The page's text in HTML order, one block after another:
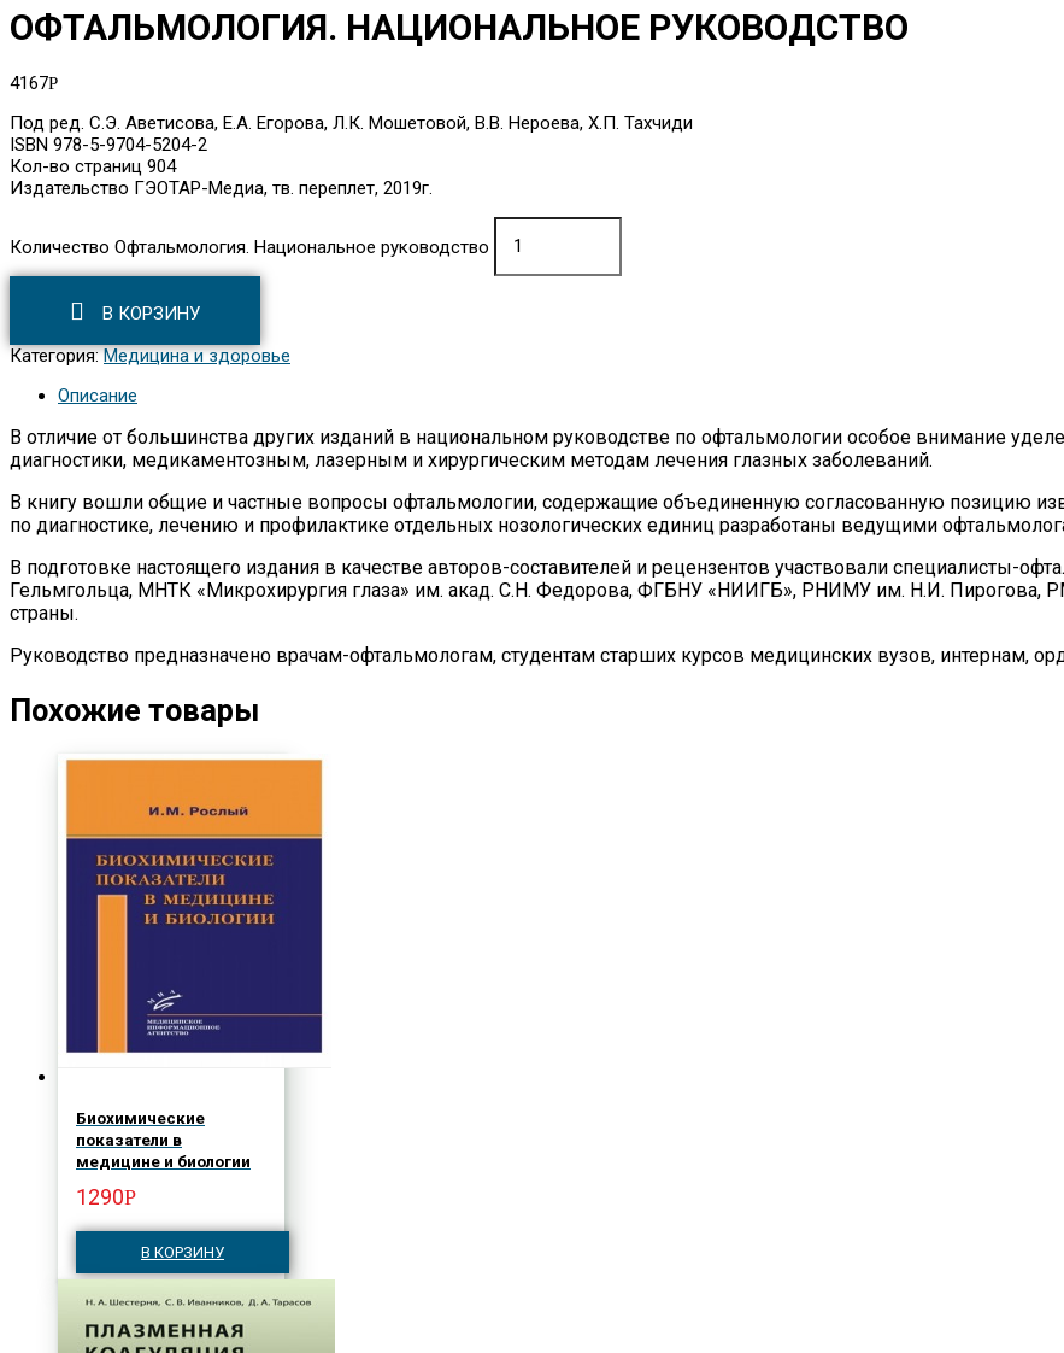
ОФТАЛЬМОЛОГИЯ. НАЦИОНАЛЬНОЕ РУКОВОДСТВО
4167Р
Под ред. С.Э. Аветисова, Е.А. Егорова, Л.К. Мошетовой, В.В. Нероева, Х.П. Тахчиди
ISBN 978-5-9704-5204-2
Кол-во страниц 904
Издательство ГЭОТАР-Медиа, тв. переплет, 2019г.
Количество Офтальмология. Национальное руководство
В КОРЗИНУ
Категория:Медицина и здоровье
Описание
В отличие от большинства других изданий в национальном руководстве по офтальмологии особое внимание
диагностики, медикаментозным, лазерным и хирургическим методам лечения глазных заболеваний.
В книгу вошли общие и частные вопросы офтальмологии, содержащие объединенную согласованную позицию
по диагностике, лечению и профилактике отдельных нозологических единиц разработаны ведущими
В подготовке настоящего издания в качестве авторов-составителей и рецензентов участвовали специалисты-
Гельмгольца, МНТК «Микрохирургия глаза» им. акад. С.Н. Федорова, ФГБНУ «НИИГБ», РНИМУ им. Н.И. Пирогова,
страны.
Руководство предназначено врачам-офтальмологам, студентам старших курсов медицинских вузов, интернам,
Похожие товары
Биохимические
показатели в
медицине и биологии
1290Р
В КОРЗИНУ